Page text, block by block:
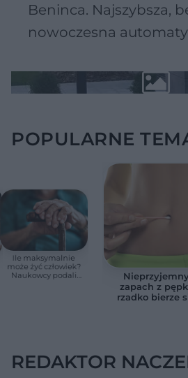
Beninca. Najszybsza,
nowoczesna
POPULARNE
Ile maksymalnie
może żyć człowiek?
Naukowcy podali
Nieprzyjemny
zapach z
rzadko bierze
REDAKTOR